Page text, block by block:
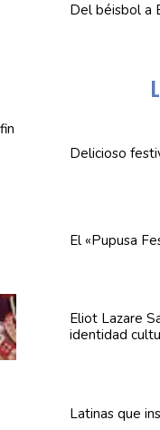
Del béisbol a
Delicioso
El «Pupusa
Eliot Lazare
identidad
Latinas que